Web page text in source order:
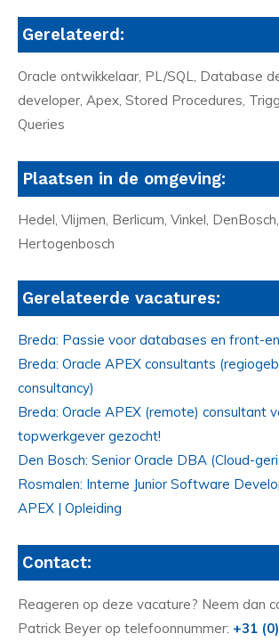
Gerelateerd:
Oracle ontwikkelaar, PL/SQL, Database
developer, Apex, Stored Procedures,
Queries
Plaatsen in de omgeving:
Hedel, Vlijmen, Berlicum, Vinkel,
Hertogenbosch
Gerelateerde vacatures:
Breda: Passie voor databases en front-
Breda: Oracle APEX consultants
consultancy)
Breda: Oracle APEX (remote) consultant
topwerkgever gezocht!
Den Bosch: Senior Oracle DBA (Cloud-
Rosmalen: Interne Junior Software
APEX | Opleiding
Contact:
Reageren op deze vacature? Neem dan
Patrick Beyer op telefoonnummer: +31